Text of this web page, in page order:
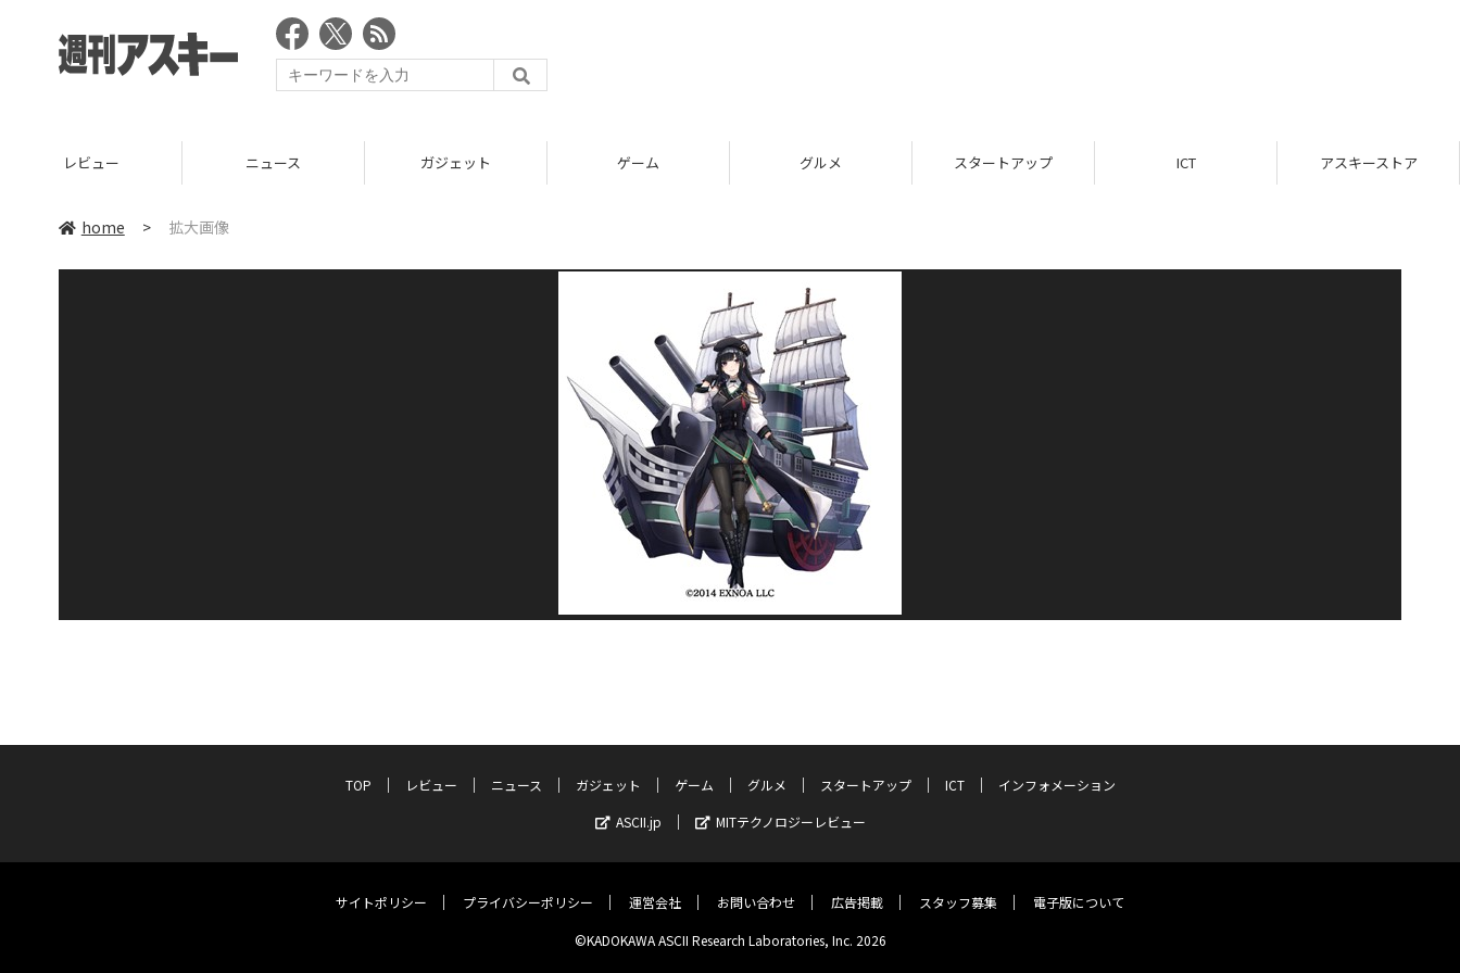
レビュー ニュース ガジェット ゲーム グルメ スタートアップ ICT アスキーストア
home > 拡大画像
TOP レビュー ニュース ガジェット ゲーム グルメ スタートアップ ICT
インフォメーション
ASCII.jp
MITテクノロジーレビュー
サイトポリシー プライバシーポリシー 運営会社 お問い合わせ 広告掲載 スタッフ募集 電子版について
©KADOKAWA ASCII Research Laboratories, Inc. 2026